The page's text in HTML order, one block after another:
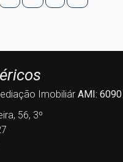
Imobiliár AMI: 6090
56, 3º